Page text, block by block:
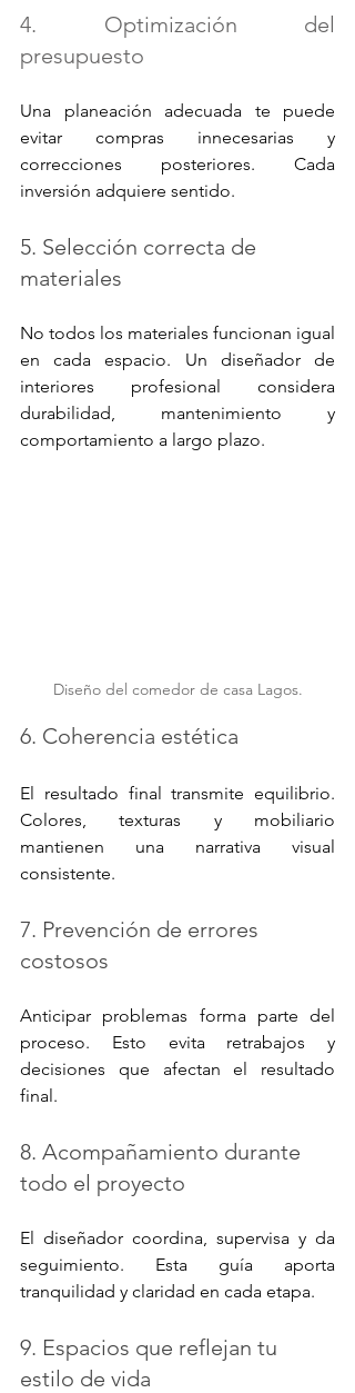
4. Optimización del
presupuesto
Una planeación adecuada te puede
evitar compras innecesarias y
correcciones posteriores. Cada
inversión adquiere sentido.
5. Selección correcta de
materiales
No todos los materiales funcionan igual
en cada espacio. Un diseñador de
interiores profesional considera
durabilidad, mantenimiento y
comportamiento a largo plazo.
Diseño del comedor de casa Lagos.
6. Coherencia estética
El resultado final transmite equilibrio.
Colores, texturas y mobiliario
mantienen una narrativa visual
consistente.
7. Prevención de errores
costosos
Anticipar problemas forma parte del
proceso. Esto evita retrabajos y
decisiones que afectan el resultado
final.
8. Acompañamiento durante
todo el proyecto
El diseñador coordina, supervisa y da
seguimiento. Esta guía aporta
tranquilidad y claridad en cada etapa.
9. Espacios que reflejan tu
estilo de vida